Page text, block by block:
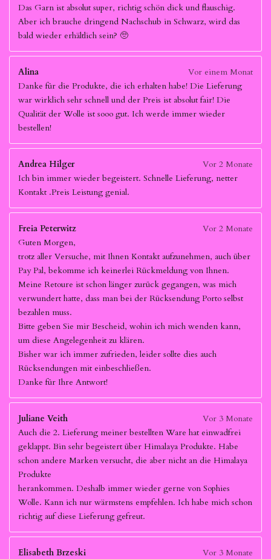
Das Garn ist absolut super, richtig schön dick und flauschig.
Aber ich brauche dringend Nachschub in Schwarz, wird das
bald wieder erhältlich sein? 🥺
Alina
Vor einem Monat
Danke für die Produkte, die ich erhalten habe! Die Lieferung
war wirklich sehr schnell und der Preis ist absolut fair! Die
Qualität der Wolle ist sooo gut. Ich werde immer wieder
bestellen!
Andrea Hilger
Vor 2 Monate
Ich bin immer wieder begeistert. Schnelle Lieferung, netter
Kontakt .Preis Leistung genial.
Freia Peterwitz
Vor 2 Monate
Guten Morgen,
trotz aller Versuche, mit Ihnen Kontakt aufzunehmen, auch über
Pay Pal, bekomme ich keinerlei Rückmeldung von Ihnen.
Meine Retoure ist schon länger zurück gegangen, was mich
verwundert hatte, dass man bei der Rücksendung Porto selbst
bezahlen muss.
Bitte geben Sie mir Bescheid, wohin ich mich wenden kann,
um diese Angelegenheit zu klären.
Bisher war ich immer zufrieden, leider sollte dies auch
Rücksendungen mit einbeschließen.
Danke für Ihre Antwort!
Juliane Veith
Vor 3 Monate
Auch die 2. Lieferung meiner bestellten Ware hat einwadfrei
geklappt. Bin sehr begeistert über Himalaya Produkte. Habe
schon andere Marken versucht, die aber nicht an die Himalaya
Produkte
herankommen. Deshalb immer wieder gerne von Sophies
Wolle. Kann ich nur wärmstens empfehlen. Ich habe mich schon
richtig auf diese Lieferung gefreut.
Elisabeth Brzeski Vor 3 Monate